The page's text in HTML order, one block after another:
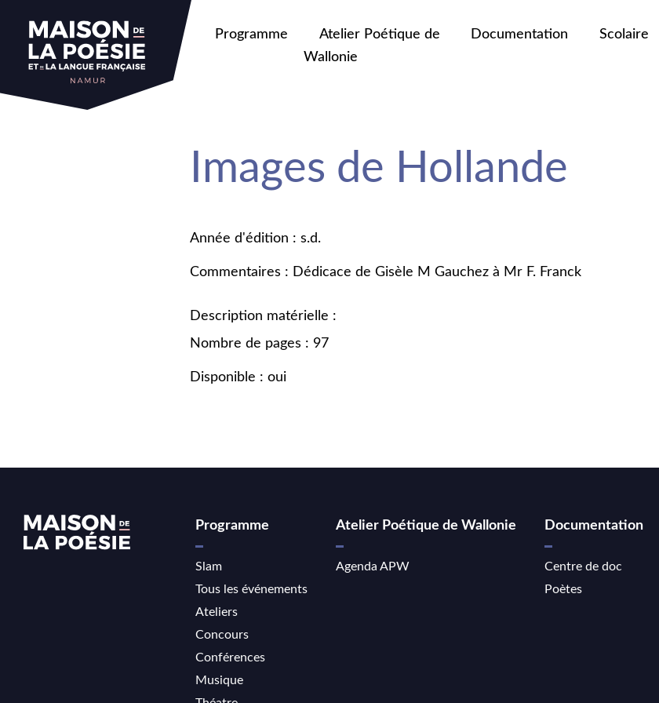
Programme
Atelier Poétique de
Wallonie
Documentation Scolaire
Images de Hollande
Année d'édition : s.d.
Commentaires : Dédicace de Gisèle M Gauchez à Mr F. Franck
Description matérielle :
Nombre de pages : 97
Disponible : oui
Programme
Slam
Tous les événements
Ateliers
Concours
Conférences
Musique
Atelier Poétique de Wallonie
Agenda APW
Documentation
Centre de doc
Poètes